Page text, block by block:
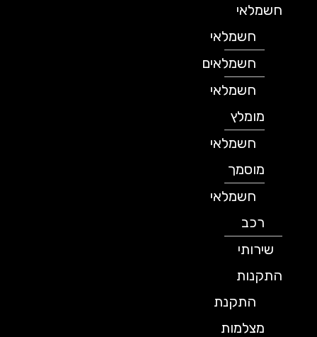
חשמלאי
חשמלאי
חשמלאים
חשמלאי
מומלץ
חשמלאי
מוסמך
חשמלאי
שירותי
התקנות
התקנת
מצלמות